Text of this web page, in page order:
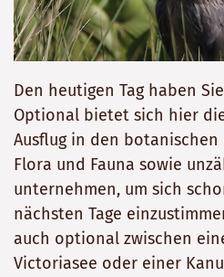
Den heutigen Tag haben
Optional bietet sich hier
Ausflug in den
Flora und Fauna sowie
unternehmen, um sich
nächsten Tage
auch optional zwischen
Victoriasee oder einer